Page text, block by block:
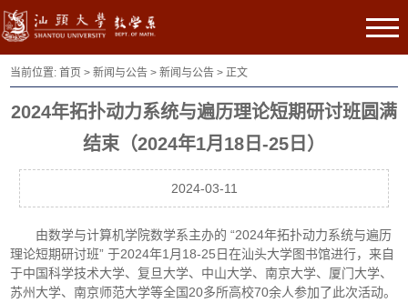
当前位置:首页 >新闻与公告 >新闻与公告 > 正文
2024年拓扑动力系统与遍历理论短期研讨班圆满
结束（2024年1月18日-25日）
2024-03-11
由数学与计算机学院数学系主办的 “2024年拓扑动力系统与遍历
理论短期研讨班” 于2024年1月18-25日在汕头大学图书馆进行，来自
于中国科学技术大学、复旦大学、中山大学、南京大学、厦门大学、
苏州大学、南京师范大学等全国20多所高校70余人参加了此次活动。